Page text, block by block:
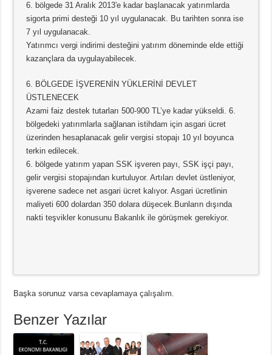
6. bölgede 31 Aralık 2013′e kadar başlanacak yatırımlarda
sigorta primi desteği 10 yıl uygulanacak. Bu tarihten sonra ise
7 yıl uygulanacak.
Yatırımcı vergi indirimi desteğini yatırım döneminde elde ettiği
kazançlara da uygulayabilecek.
6. BÖLGEDE İŞVERENİN YÜKLERİNİ DEVLET
ÜSTLENECEK
Azami faiz destek tutarları 500-900 TL’ye kadar yükseldi. 6.
bölgedeki yatırımlarla sağlanan istihdam için asgari ücret
üzerinden hesaplanacak gelir vergisi stopajı 10 yıl boyunca
terkin edilecek.
6. bölgede yatırım yapan SSK işveren payı, SSK işçi payı,
gelir vergisi stopajından kurtuluyor. Artıları devlet üstleniyor,
işverene sadece net asgari ücret kalıyor. Asgari ücretlinin
maliyeti 600 dolardan 350 dolara düşecek.Bunların dışında
nakti teşvikler konusunu Bakanlık ile görüşmek gerekiyor.
Başka sorunuz varsa cevaplamaya çalışalım.
Benzer Yazılar